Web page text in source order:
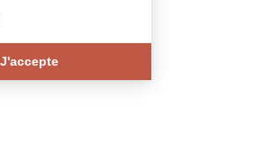
J'accepte